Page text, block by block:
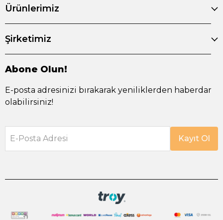
Ürünlerimiz
Şirketimiz
Abone Olun!
E-posta adresinizi bırakarak yeniliklerden haberdar
olabilirsiniz!
E-Posta Adresi Kayıt Ol